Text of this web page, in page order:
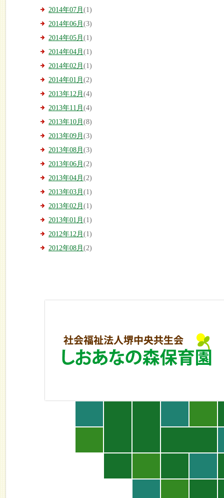
2014年07月 (1)
2014年06月 (3)
2014年05月 (1)
2014年04月 (1)
2014年02月 (1)
2014年01月 (2)
2013年12月 (4)
2013年11月 (4)
2013年10月 (8)
2013年09月 (3)
2013年08月 (3)
2013年06月 (2)
2013年04月 (2)
2013年03月 (1)
2013年02月 (1)
2013年01月 (1)
2012年12月 (1)
2012年08月 (2)